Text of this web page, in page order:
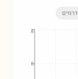
דרוזים
6
8